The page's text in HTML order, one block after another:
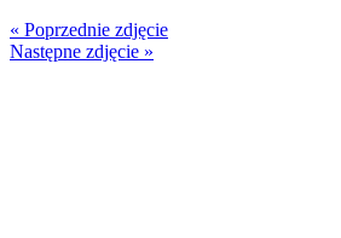
« Poprzednie zdjęcie
Następne zdjęcie »